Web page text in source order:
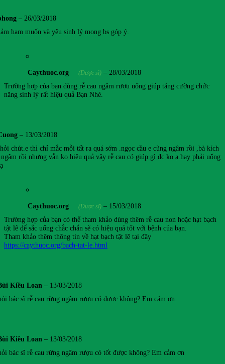
– 26/03/2018
ham muốn và yêu sinh lý mong bs góp ý.
Caythuoc.org (Dược sĩ) – 28/03/2018
Trường hợp của bạn dùng rễ cau ngâm rượu uống giúp tăng cường chức
năng sinh lý rất hiệu quả Bạn Nhé.
– 13/03/2018
chút.e thì chỉ mắc mỗi tất ra quá sớm .ngọc cầu e cũng ngâm rồi ,bà kích
rồi nhưng vẫn ko hiệu quả vậy rễ cau có giúp gì đc ko ạ.hay phải uống
Caythuoc.org (Dược sĩ) – 15/03/2018
Trường hợp của bạn có thể tham khảo dùng thêm rễ cau non hoặc hạt bạch
tật lê để sắc uống chắc chắn sẽ có hiệu quả tốt với bệnh của bạn.
Tham khảo thêm thông tin về hạt bạch tật lê tại đây
https://caythuoc.org/bach-tat-le.html
Kiều Loan – 13/03/2018
bác sĩ rễ cau rừng ngâm rượu có được không? Em cám ơn.
Kiều Loan – 13/03/2018
bác sĩ rễ cau rừng ngâm rượu có tốt được không? Em cảm ơn